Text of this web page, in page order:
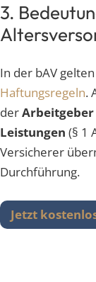
3.
In der bAV
Haftungsregeln.
derArbeitgeber
Leistungen (§ 1
Versicherer
Durchführung.
Jetzt